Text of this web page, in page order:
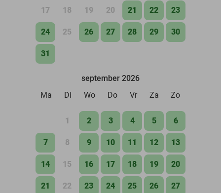
17 18 19 20 21 22 23
24 25 26 27 28 29 30
31
september 2026
Ma
Di Wo Do Vr Za Zo
1 2 3 4 5 6
7 8 9 10 11 12 13
14 15 16 17 18 19 20
21 22 23 24 25 26 27